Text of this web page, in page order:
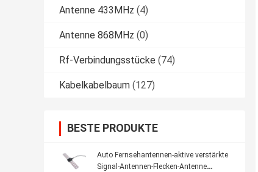
Antenne 433MHz (4)
Antenne 868MHz (0)
Rf-Verbindungsstücke (74)
Kabelkabelbaum (127)
BESTE PRODUKTE
Auto Fernsehantennen-aktive verstärkte
Signal-Antennen-Flecken-Antenne